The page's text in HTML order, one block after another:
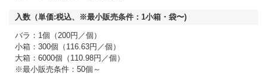
バラ：1個（200円／個）
小箱：300個（116.63円／個）
大箱：6000個（110.98円／個）
※最小販売条件：50個～